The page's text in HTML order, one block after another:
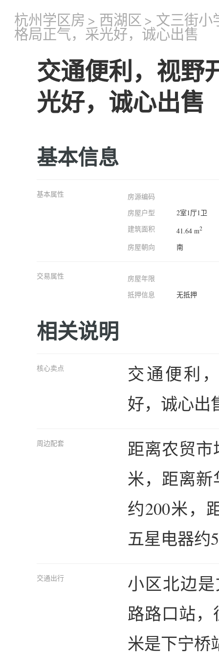
杭州学区房 > 西湖区 > 文三街小
格局正气，采光好，诚心出售
交通便利，视野
光好，诚心出售
基本信息
基本属性
房源编码
房屋户型
2室1厅1卫
建筑面积
41.64 m2
房屋朝向 南
交易属性
房屋年限
抵押信息
无抵押
相关说明
核心卖点
交通便利
好，诚心出
周边配套
距离农贸市
米，距离新
约200米，
五星电器约
交通出行
小区北边
路路口站，
米是下宁桥